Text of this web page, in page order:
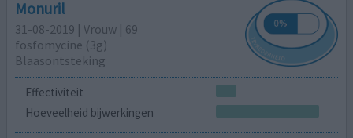
Monuril
31-08-2019 | Vrouw | 69
fosfomycine (3g)
Blaasontsteking
Effectiviteit
Hoeveelheid bijwerkingen